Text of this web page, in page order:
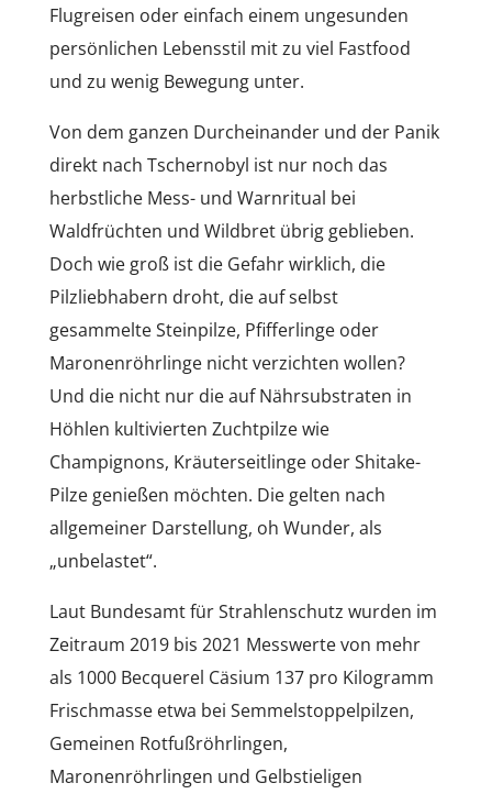
Flugreisen oder einfach einem ungesunden
persönlichen Lebensstil mit zu viel Fastfood
und zu wenig Bewegung unter.
Von dem ganzen Durcheinander und der Panik
direkt nach Tschernobyl ist nur noch das
herbstliche Mess- und Warnritual bei
Waldfrüchten und Wildbret übrig geblieben.
Doch wie groß ist die Gefahr wirklich, die
Pilzliebhabern droht, die auf selbst
gesammelte Steinpilze, Pfifferlinge oder
Maronenröhrlinge nicht verzichten wollen?
Und die nicht nur die auf Nährsubstraten in
Höhlen kultivierten Zuchtpilze wie
Champignons, Kräuterseitlinge oder Shitake-
Pilze genießen möchten. Die gelten nach
allgemeiner Darstellung, oh Wunder, als
„unbelastet“.
Laut Bundesamt für Strahlenschutz wurden im
Zeitraum 2019 bis 2021 Messwerte von mehr
als 1000 Becquerel Cäsium 137 pro Kilogramm
Frischmasse etwa bei Semmelstoppelpilzen,
Gemeinen Rotfußröhrlingen,
Maronenröhrlingen und Gelbstieligen